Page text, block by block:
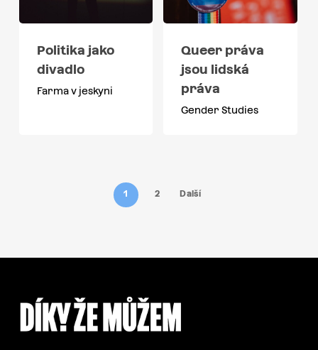
Politika jako
divadlo
Farma v jeskyni
Queer práva
jsou lidská
práva
Gender Studies
1 2 Další